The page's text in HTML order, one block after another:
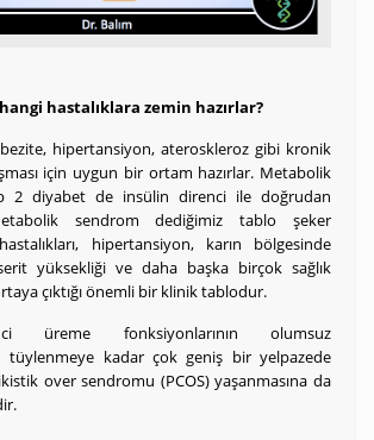
hastalıklara zemin hazırlar?
hipertansiyon, ateroskleroz gibi kronik
için uygun bir ortam hazırlar. Metabolik
2 diyabet de insülin direnci ile doğrudan
sendrom dediğimiz tablo şeker
hipertansiyon, karın bölgesinde
yüksekliği ve daha başka birçok sağlık
çıktığı önemli bir klinik tablodur.
üreme fonksiyonlarının olumsuz
tüylenmeye kadar çok geniş bir yelpazede
over sendromu (PCOS) yaşanmasına da